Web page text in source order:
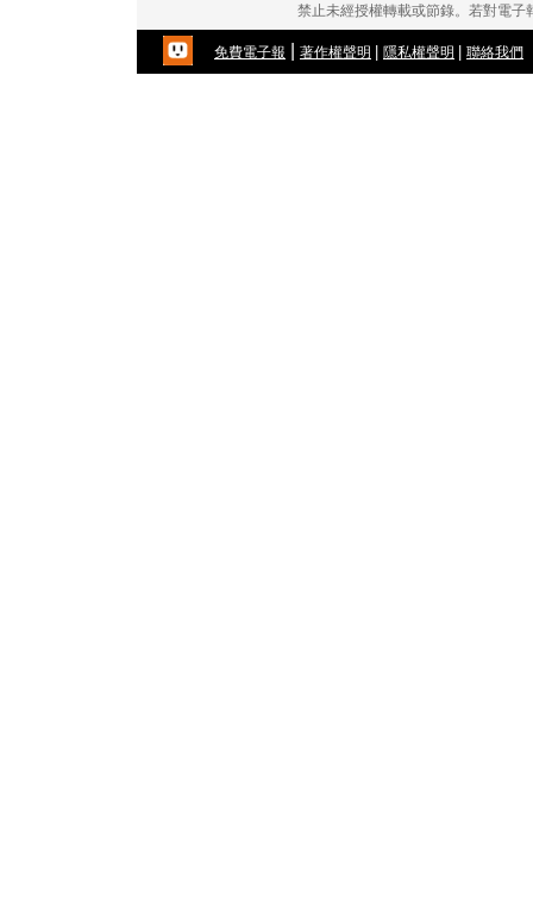
禁止未經授權轉載或節錄。若對電
免費電子報 著作權聲明 隱私權聲明 聯絡我們